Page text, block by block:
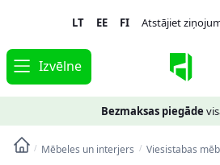
navigation
content
LT EE FI Atstājiet
Izvēlne
Bezmaksas piegāde
/ Mēbeles un interjers / Viesistabas